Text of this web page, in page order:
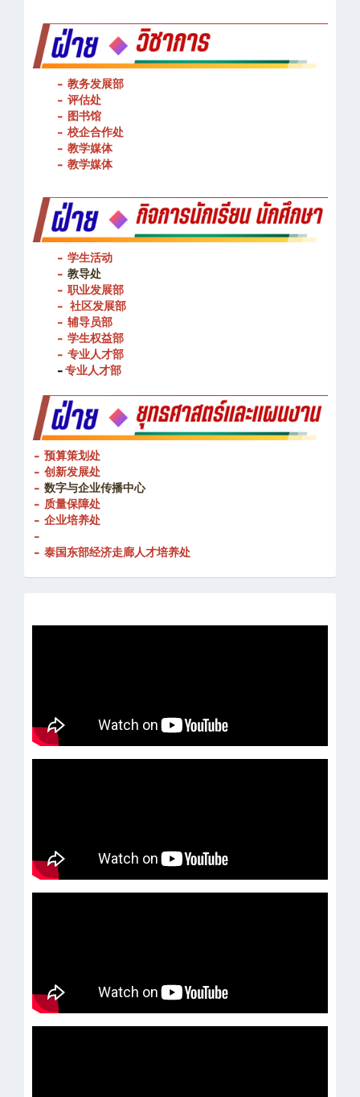
- 教务发展部
- 评估处
- 图书馆
- 校企合作处
- 教学媒体
- 教学媒体
- 学生活动
- 教导处
- 职业发展部
- 社区发展部
- 辅导员部
- 学生权益部
- 专业人才部
-专业人才部
- 预算策划处
- 创新发展处
- 数字与企业传播中心
- 质量保障处
- 企业培养处
-
- 泰国东部经济走廊人才培养处